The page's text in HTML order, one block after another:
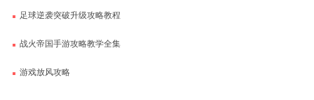
足球逆袭突破升级攻略教程
战火帝国手游攻略教学全集
游戏放风攻略